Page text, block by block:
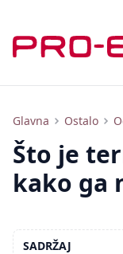
Glavna Ostalo
Koje termalno rublje je najbolje za različite sportove
Što je
kako ga
SADRŽAJ